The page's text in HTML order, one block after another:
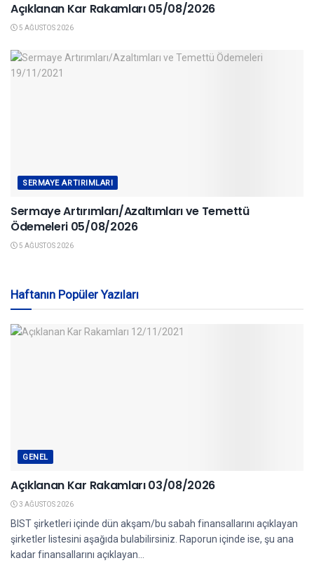
Açıklanan Kar Rakamları 05/08/2026
5 AĞUSTOS 2026
SERMAYE ARTIRIMLARI
Sermaye Artırımları/Azaltımları ve Temettü
Ödemeleri 05/08/2026
5 AĞUSTOS 2026
Haftanın Popüler Yazıları
GENEL
Açıklanan Kar Rakamları 03/08/2026
3 AĞUSTOS 2026
BIST şirketleri içinde dün akşam/bu sabah finansallarını açıklayan
şirketler listesini aşağıda bulabilirsiniz. Raporun içinde ise, şu ana
kadar finansallarını açıklayan...